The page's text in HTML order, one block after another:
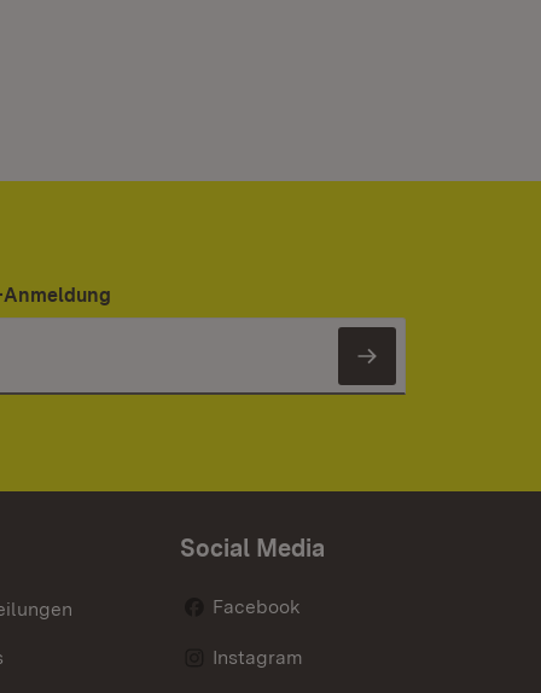
Newsletter
Social Media
Facebook
Instagram